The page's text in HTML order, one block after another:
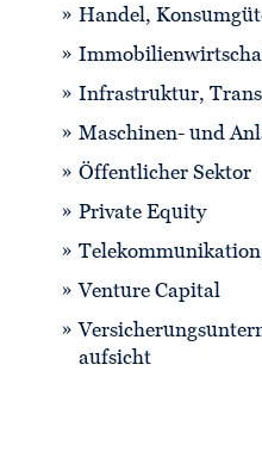
Handel,
Infrastruktur,
Maschinen- und
Öffentlicher Sektor
Private Equity
Venture Capital
aufsicht